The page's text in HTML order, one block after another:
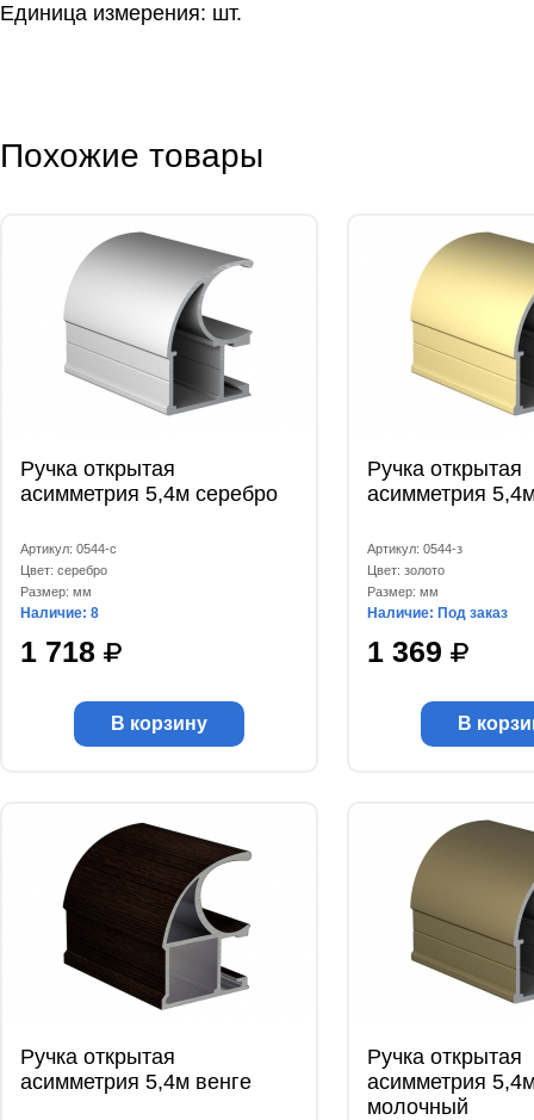
Единица измерения: шт.
Похожие товары
Ручка открытая
асимметрия 5,4м серебро
Артикул: 0544-с
Цвет: серебро
Размер: мм
Наличие: 8
1 718
В корзину
Ручка открытая
асимметрия
Артикул: 0544-з
Цвет: золото
Размер: мм
Наличие: Под заказ
1 369
В
Ручка открытая
асимметрия 5,4м венге
Ручка открытая
асимметрия
молочный